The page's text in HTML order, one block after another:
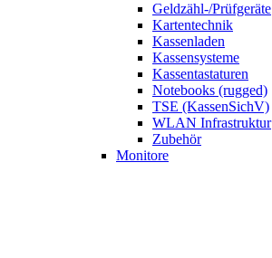
Geldzähl-/Prüfgeräte
Kartentechnik
Kassenladen
Kassensysteme
Kassentastaturen
Notebooks (rugged)
TSE (KassenSichV)
WLAN Infrastruktur
Zubehör
Monitore